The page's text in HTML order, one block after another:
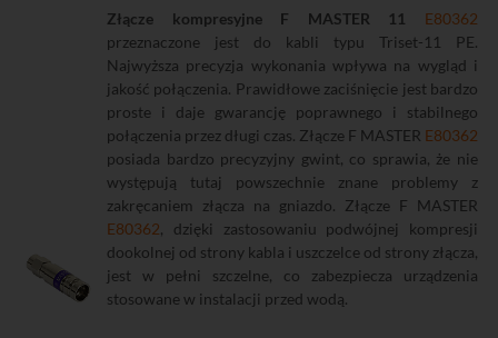
Złącze kompresyjne F MASTER 11
E80362
przeznaczone jest do kabli typu Triset-11 PE.
Najwyższa precyzja wykonania wpływa na wygląd i
jakość połączenia. Prawidłowe zaciśnięcie jest bardzo
proste i daje gwarancję poprawnego i stabilnego
połączenia przez długi czas. Złącze F MASTER E80362
posiada bardzo precyzyjny gwint, co sprawia, że nie
występują tutaj powszechnie znane problemy z
zakręcaniem złącza na gniazdo. Złącze F MASTER
E80362, dzięki zastosowaniu podwójnej kompresji
dookolnej od strony kabla i uszczelce od strony złącza,
jest w pełni szczelne, co zabezpiecza urządzenia
stosowane w instalacji przed wodą.